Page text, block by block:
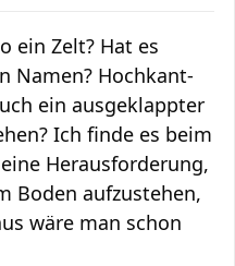
ein Zelt? Hat es
Namen? Hochkant-
ein ausgeklappter
Ich finde es beim
Herausforderung,
Boden aufzustehen,
wäre man schon